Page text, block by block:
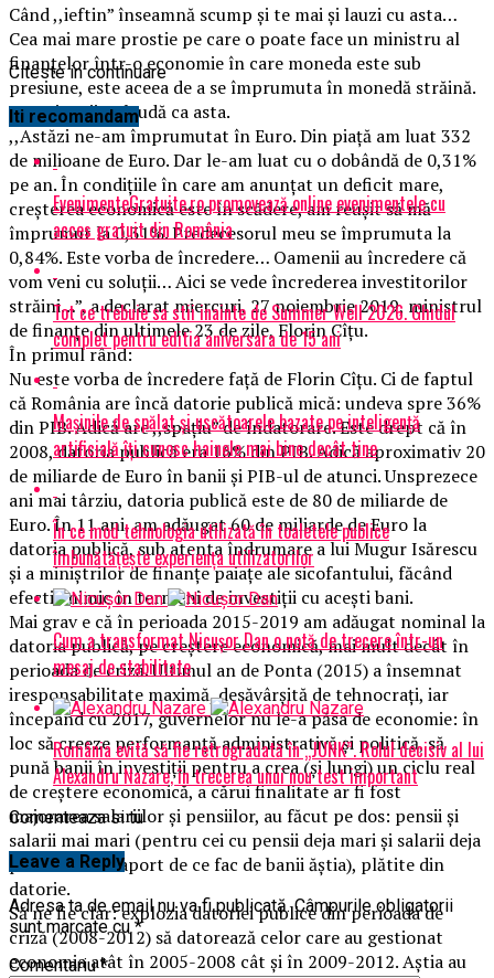
Când ,,ieftin” înseamnă scump și te mai și lauzi cu asta…
Cea mai mare prostie pe care o poate face un ministru al
finanțelor într-o economie în care moneda este sub
presiune, este aceea de a se împrumuta în monedă străină.
Totuși, unii se laudă ca asta.
,,Astăzi ne-am împrumutat în Euro. Din piață am luat 332
de milioane de Euro. Dar le-am luat cu o dobândă de 0,31%
pe an. În condițiile în care am anunțat un deficit mare,
creșterea economică este în scădere, am reușit să mă
împrumut la 0,31%. Predecesorul meu se împrumuta la
0,84%. Este vorba de încredere… Oamenii au încredere că
vom veni cu soluții… Aici se vede încrederea investitorilor
străini…”, a declarat miercuri, 27 noiembrie 2019, ministrul
de finanțe din ultimele 23 de zile, Florin Cîțu.
În primul rând:
Nu este vorba de încredere față de Florin Cîțu. Ci de faptul
că România are încă datorie publică mică: undeva spre 36%
din PIB. Adică are ,,spațiu” de îndatorare. Este drept că în
2008, datoria publică era 16% din PIB. Adică aproximativ 20
de miliarde de Euro în banii și PIB-ul de atunci. Unsprezece
ani mai târziu, datoria publică este de 80 de miliarde de
Euro. În 11 ani, am adăugat 60 de miliarde de Euro la
datoria publică, sub atenta îndrumare a lui Mugur Isărescu
și a miniștrilor de finanțe paiațe ale sicofantului, făcând
efectiv nimic în termeni de investiții cu acești bani.
Mai grav e că în perioada 2015-2019 am adăugat nominal la
datoria publică, pe creștere economică, mai mult decât în
perioada de criză. Ultimul an de Ponta (2015) a însemnat
iresponsabilitate maximă, desăvârșită de tehnocrați, iar
începând cu 2017, guvernelor nu le-a păsa de economie: în
loc să creeze performanță administrativă și politică, să
pună banii în investiții pentru a crea (și lungi) un ciclu real
de creștere economică, a cărui finalitate ar fi fost
majorarea salariilor și pensiilor, au făcut pe dos: pensii și
salarii mai mari (pentru cei cu pensii deja mari și salarii deja
prea mari în raport de ce fac de banii ăștia), plătite din
datorie.
Să ne fie clar: explozia datoriei publice din perioada de
criză (2008-2012) să datorează celor care au gestionat
economia atât în 2005-2008 cât și în 2009-2012. Aștia au
Citeste in continuare
Iti recomandam
EvenimenteGratuite.ro promovează online evenimentele cu
acces gratuit din România
Tot ce trebuie sa stii inainte de Summer Well 2026. Ghidul
complet pentru editia aniversara de 15 ani
Mașinile de spălat și uscătoarele bazate pe inteligență
artificială îți cunosc hainele mai bine decât tine
În ce mod tehnologia utilizată în toaletele publice
îmbunătățește experiența utilizatorilor
Cum a transformat Nicușor Dan o notă de trecere într-un
mesaj de stabilitate
România evită să fie retrogradată în „JUNK”. Rolul decisiv al lui
Alexandru Nazare, în trecerea unui nou test important
Comenteaza si tu
Leave a Reply
Adresa ta de email nu va fi publicată. Câmpurile obligatorii
sunt marcate cu*
Comentariu*